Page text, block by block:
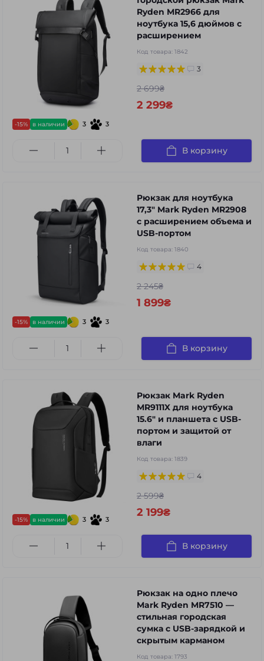
-15% в наличии 3 3
Ryden MR2966 для
ноутбука 15,6 дюймов с
расширением
Код товара: 1842
3
2 699₴
2 299₴
В корзину
-15% в наличии 3 3
Рюкзак для ноутбука
17,3" Mark Ryden MR2908
с расширением объема и
USB-портом
Код товара: 1840
4
2 245₴
1 899₴
В корзину
-15% в наличии 3 3
Рюкзак Mark Ryden
MR9111X для ноутбука
15.6" и планшета с USB-
портом и защитой от
влаги
Код товара: 1839
4
2 599₴
2 199₴
В корзину
Рюкзак на одно плечо
Mark Ryden MR7510 —
стильная городская
сумка с USB-зарядкой и
скрытым карманом
Код товара: 1793